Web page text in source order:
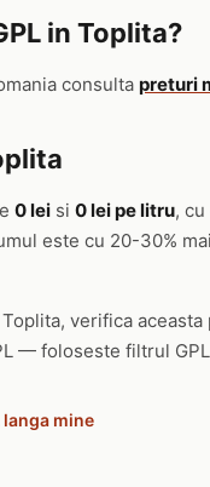
in Toplita?
consulta preturi
0 lei si 0 lei pe litru,
este cu 20-30%
verifica
— foloseste filtrul
langa mine